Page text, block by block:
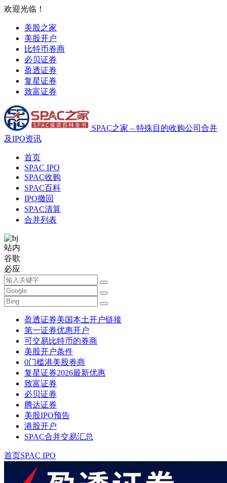
欢迎光临！
美股之家
美股开户
比特币券商
必贝证券
盈透证券
复星证券
致富证券
SPAC之家 – 特殊目的收购公司合并
及IPO资讯
首页
SPAC IPO
SPAC收购
SPAC百科
IPO撤回
SPAC清算
合并列表
站内
谷歌
必应
盈透证券美国本土开户链接
第一证券优惠开户
可交易比特币的券商
美股开户条件
0门槛港美股券商
复星证券2026最新优惠
致富证券
必贝证券
腾达证券
美股IPO预告
港股开户
SPAC合并交易汇总
首页SPAC IPO